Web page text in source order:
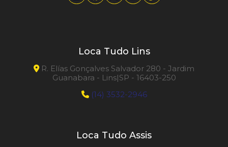
Loca Tudo Lins
R. Elías Gonçalves Salvador 280 - Jardim
Guanabara - Lins|SP - 16403-250
(14) 3532-2946
Loca Tudo Assis